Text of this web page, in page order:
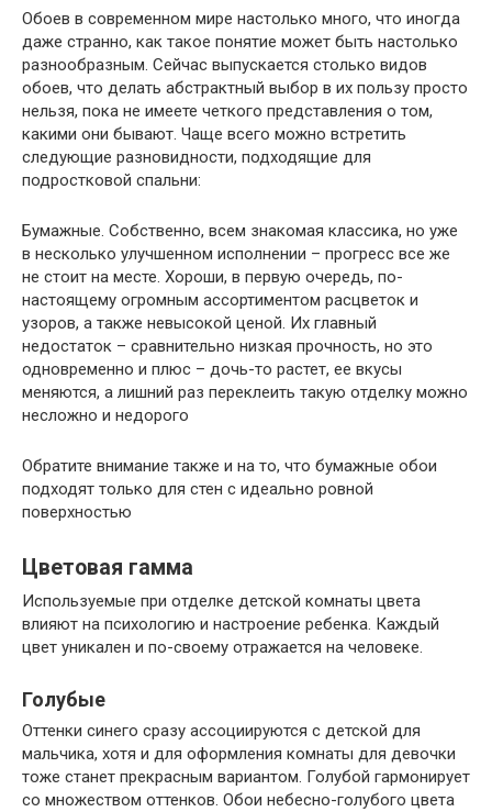
Обоев в современном мире настолько много, что иногда
даже странно, как такое понятие может быть настолько
разнообразным. Сейчас выпускается столько видов
обоев, что делать абстрактный выбор в их пользу просто
нельзя, пока не имеете четкого представления о том,
какими они бывают. Чаще всего можно встретить
следующие разновидности, подходящие для
подростковой спальни:
Бумажные. Собственно, всем знакомая классика, но уже
в несколько улучшенном исполнении – прогресс все же
не стоит на месте. Хороши, в первую очередь, по-
настоящему огромным ассортиментом расцветок и
узоров, а также невысокой ценой. Их главный
недостаток – сравнительно низкая прочность, но это
одновременно и плюс – дочь-то растет, ее вкусы
меняются, а лишний раз переклеить такую отделку можно
несложно и недорого
Обратите внимание также и на то, что бумажные обои
подходят только для стен с идеально ровной
поверхностью
Цветовая гамма
Используемые при отделке детской комнаты цвета
влияют на психологию и настроение ребенка. Каждый
цвет уникален и по-своему отражается на человеке.
Голубые
Оттенки синего сразу ассоциируются с детской для
мальчика, хотя и для оформления комнаты для девочки
тоже станет прекрасным вариантом. Голубой гармонирует
со множеством оттенков. Обои небесно-голубого цвета